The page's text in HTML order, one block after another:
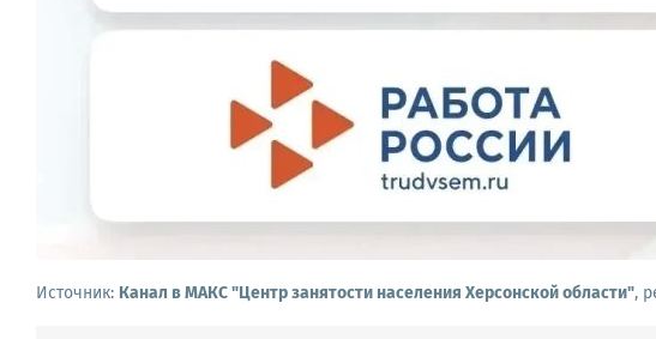
Источник: Канал в МАКС "Центр занятости населения Херсонской области",